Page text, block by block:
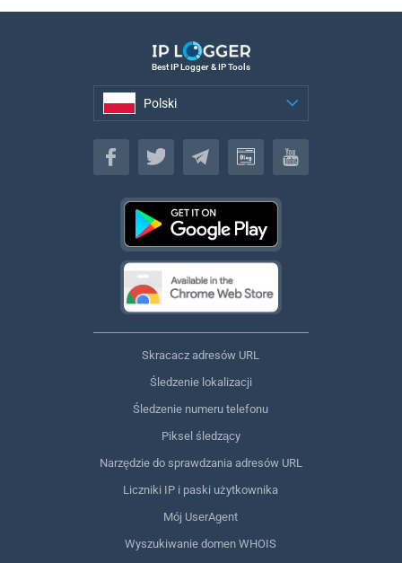
Best IP Logger & IP Tools
Polski
Polski
Skracacz adresów URL
Śledzenie lokalizacji
Śledzenie numeru telefonu
Piksel śledzący
Narzędzie do sprawdzania adresów URL
Liczniki IP i paski użytkownika
Mój UserAgent
Wyszukiwanie domen WHOIS